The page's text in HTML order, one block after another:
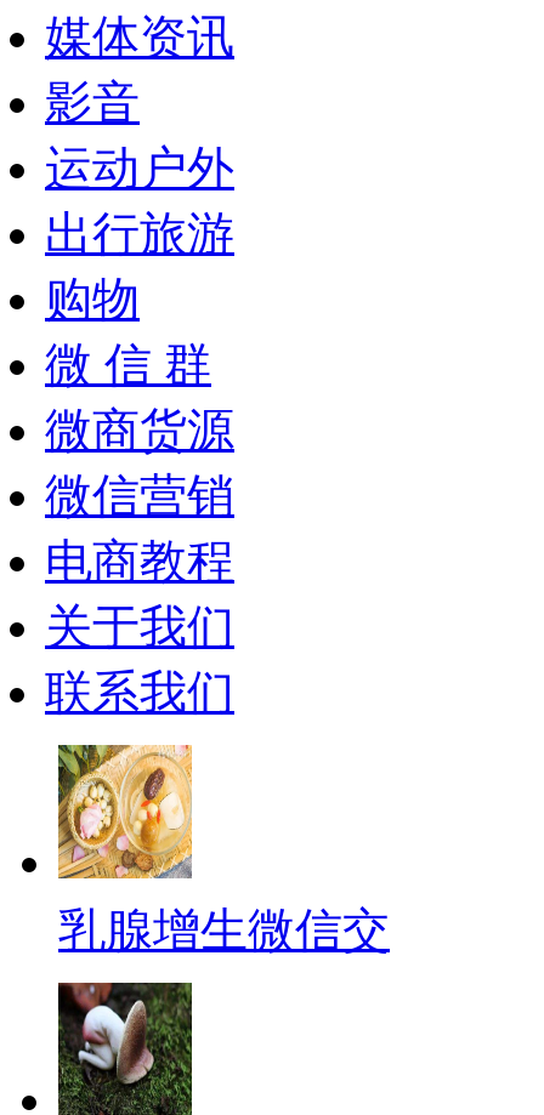
媒体资讯
影音
运动户外
出行旅游
购物
微 信 群
微商货源
微信营销
电商教程
关于我们
联系我们
乳腺增生微信交